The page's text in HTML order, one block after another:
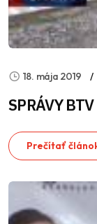
18. mája 2019
SPRÁVY
Prečítať